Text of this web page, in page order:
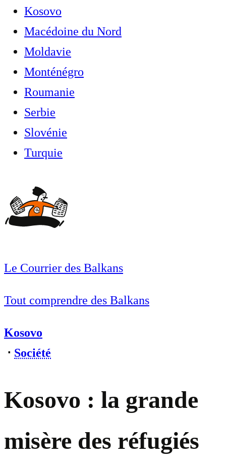
Kosovo
Macédoine du Nord
Moldavie
Monténégro
Roumanie
Serbie
Slovénie
Turquie
Le Courrier des Balkans
Tout comprendre des Balkans
Kosovo
⋅ Société
Kosovo : la grande
misère des réfugiés